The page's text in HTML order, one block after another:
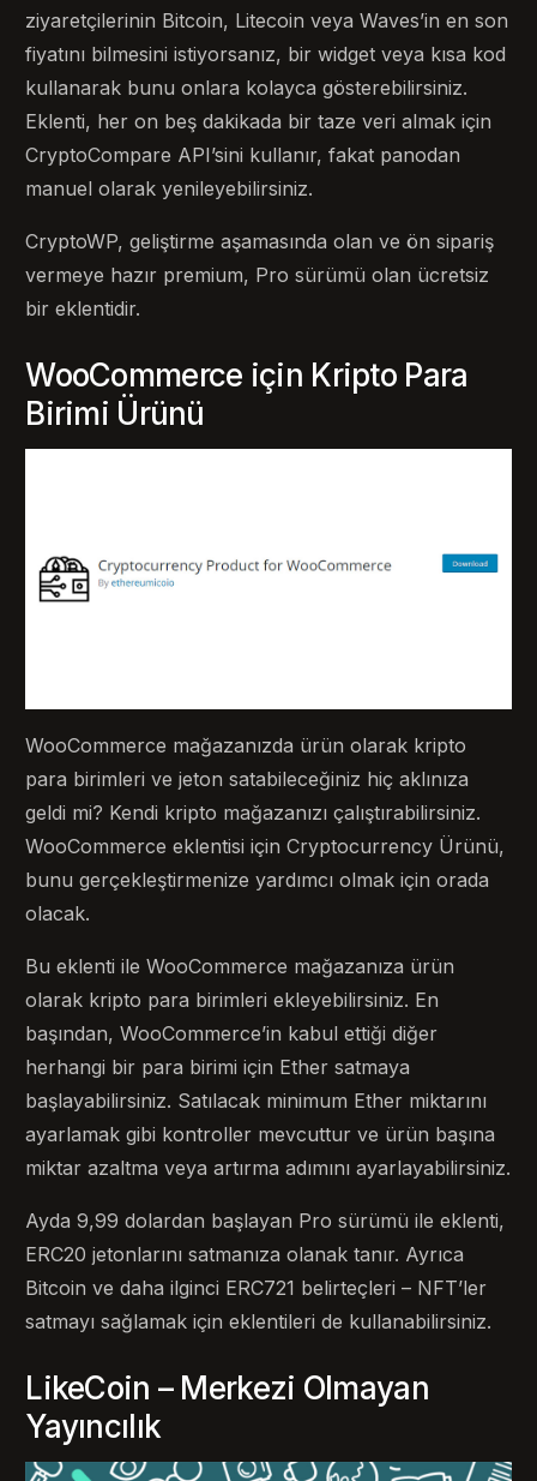
ziyaretçilerinin Bitcoin, Litecoin veya Waves’in en son
fiyatını bilmesini istiyorsanız, bir widget veya kısa kod
kullanarak bunu onlara kolayca gösterebilirsiniz.
Eklenti, her on beş dakikada bir taze veri almak için
CryptoCompare API’sini kullanır, fakat panodan
manuel olarak yenileyebilirsiniz.
CryptoWP, geliştirme aşamasında olan ve ön sipariş
vermeye hazır premium, Pro sürümü olan ücretsiz
bir eklentidir.
WooCommerce için Kripto Para
Birimi Ürünü
WooCommerce mağazanızda ürün olarak kripto
para birimleri ve jeton satabileceğiniz hiç aklınıza
geldi mi? Kendi kripto mağazanızı çalıştırabilirsiniz.
WooCommerce eklentisi için Cryptocurrency Ürünü,
bunu gerçekleştirmenize yardımcı olmak için orada
olacak.
Bu eklenti ile WooCommerce mağazanıza ürün
olarak kripto para birimleri ekleyebilirsiniz. En
başından, WooCommerce’in kabul ettiği diğer
herhangi bir para birimi için Ether satmaya
başlayabilirsiniz. Satılacak minimum Ether miktarını
ayarlamak gibi kontroller mevcuttur ve ürün başına
miktar azaltma veya artırma adımını ayarlayabilirsiniz.
Ayda 9,99 dolardan başlayan Pro sürümü ile eklenti,
ERC20 jetonlarını satmanıza olanak tanır. Ayrıca
Bitcoin ve daha ilginci ERC721 belirteçleri – NFT’ler
satmayı sağlamak için eklentileri de kullanabilirsiniz.
LikeCoin – Merkezi Olmayan
Yayıncılık